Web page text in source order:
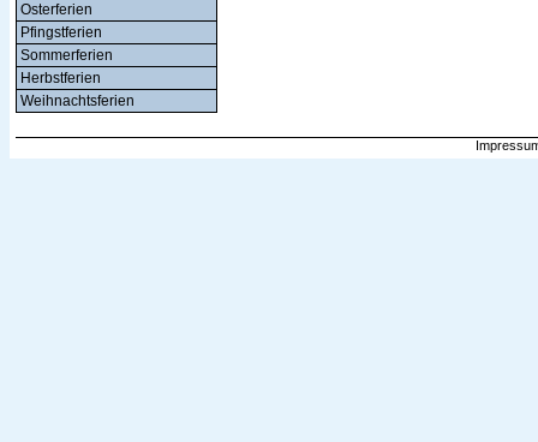
Osterferien
Pfingstferien
Sommerferien
Herbstferien
Weihnachtsferien